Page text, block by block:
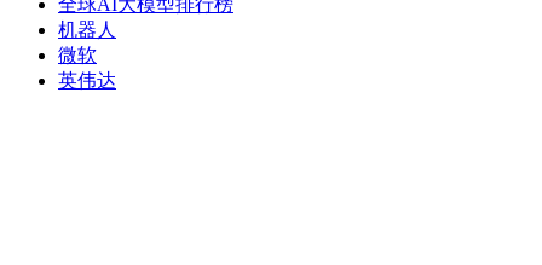
全球AI大模型排行榜
机器人
微软
英伟达